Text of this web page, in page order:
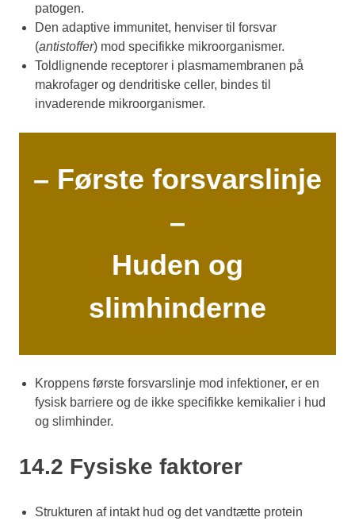
patogen.
Den adaptive immunitet, henviser til forsvar
(antistoffer) mod specifikke mikroorganismer.
Toldlignende receptorer i plasmamembranen på
makrofager og dendritiske celler, bindes til
invaderende mikroorganismer.
– Første forsvarslinje
–
Huden og
slimhinderne
Kroppens første forsvarslinje mod infektioner, er en
fysisk barriere og de ikke specifikke kemikalier i hud
og slimhinder.
14.2 Fysiske faktorer
Strukturen af intakt hud og det vandtætte protein